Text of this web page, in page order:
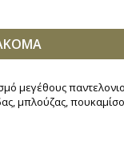
μεγέθους
μπλούζας,